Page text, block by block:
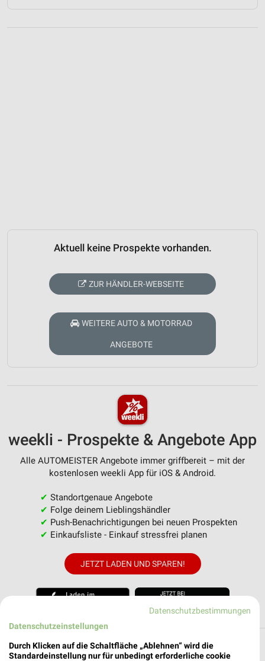
Aktuell keine Prospekte vorhanden.
ZUR HÄNDLER-WEBSEITE
WEITERE AUTO & MOTORRAD
ANGEBOTE
weekli - Prospekte & Angebote App
Alle AUTOMEISTER Angebote immer griffbereit – mit der
kostenlosen weekli App für iOS & Android.
✔ Standortgenaue Angebote
✔ Folge deinem Lieblingshändler
✔ Push-Benachrichtigungen bei neuen Prospekten
✔ Einkaufsliste - Einkauf stressfrei planen
JETZT LADEN UND SPAREN!
Filialen in der Umgebung
Datenschutzbestimmungen
Datenschutzeinstellungen
Durch Klicken auf die Schaltfläche „Ablehnen“ wird die
Standardeinstellung nur für unbedingt erforderliche cookie